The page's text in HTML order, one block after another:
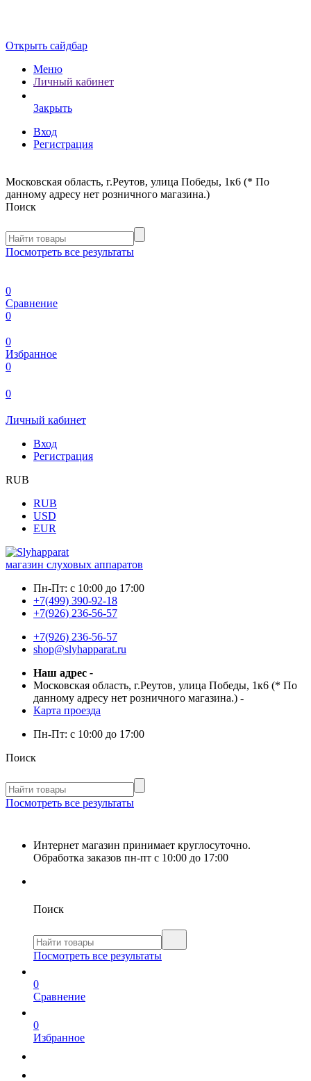
Открыть сайдбар
Меню
Личный кабинет
Закрыть
Вход
Регистрация
Московская область, г.Реутов, улица Победы, 1к6 (* По
данному адресу нет розничного магазина.)
Поиск
Посмотреть все результаты
0
Сравнение
0
0
Избранное
0
0
Личный кабинет
Вход
Регистрация
RUB
RUB
USD
EUR
магазин слуховых аппаратов
Пн-Пт: с 10:00 до 17:00
+7(499) 390-92-18
+7(926) 236-56-57
+7(926) 236-56-57
shop@slyhapparat.ru
Наш адрес -
Московская область, г.Реутов, улица Победы, 1к6 (* По
данному адресу нет розничного магазина.) -
Карта проезда
Пн-Пт: с 10:00 до 17:00
Поиск
Посмотреть все результаты
Интернет магазин принимает круглосуточно.
Обработка заказов пн-пт с 10:00 до 17:00
Поиск
Посмотреть все результаты
0
Сравнение
0
Избранное